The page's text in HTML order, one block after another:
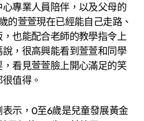
專業人員陪伴，以及父母的
的萱萱現在已經能自己走路、
，也能配合老師的教學指令上
，很高興能看到萱萱和同學
看見萱萱臉上開心滿足的笑
值得。
示，0至6歲是兒童發展黃金